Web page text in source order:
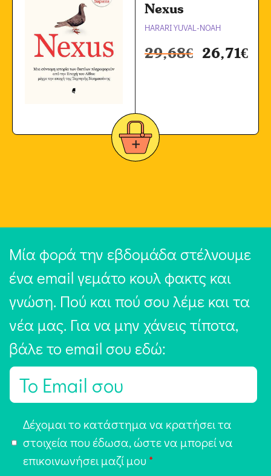
Nexus
HARARI YUVAL-NOAH
29,68€ 26,71€
Μία φορά την εβδομάδα στέλνουμε
ένα email γεμάτο κουλ φακτς και
γνώση. Πού και πού σου λέμε και τα
νέα μας. Για να μην χάνεις τίποτα,
βάλε το email σου εδώ:
E
π
Δέχομαι το κατάστημα να κρατήσει τα
στοιχεία που έδωσα, ώστε να μπορεί να
επικοινωνήσει μαζί μου *